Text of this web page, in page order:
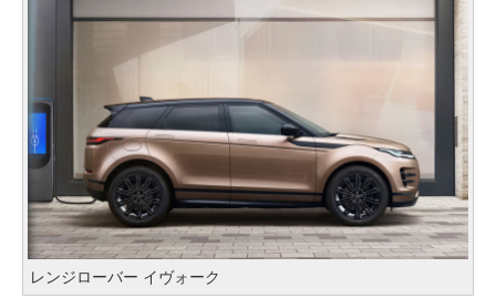
レンジローバー イヴォーク